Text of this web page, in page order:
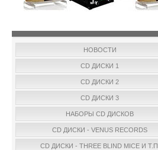
НОВОСТИ
CD ДИСКИ 1
CD ДИСКИ 2
CD ДИСКИ 3
НАБОРЫ CD ДИСКОВ
CD ДИСКИ - VENUS RECORDS
CD ДИСКИ - THREE BLIND MICE И Т.П.